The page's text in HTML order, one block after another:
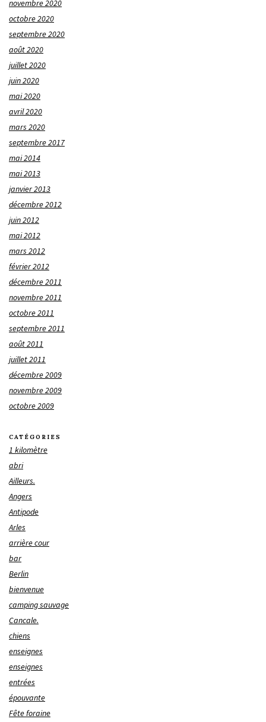
novembre 2020
octobre 2020
septembre 2020
août 2020
juillet 2020
juin 2020
mai 2020
avril 2020
mars 2020
septembre 2017
mai 2014
mai 2013
janvier 2013
décembre 2012
juin 2012
mai 2012
mars 2012
février 2012
décembre 2011
novembre 2011
octobre 2011
septembre 2011
août 2011
juillet 2011
décembre 2009
novembre 2009
octobre 2009
CATÉGORIES
1 kilomètre
abri
Ailleurs.
Angers
Antipode
Arles
arrière cour
bar
Berlin
bienvenue
camping sauvage
Cancale.
chiens
enseignes
enseignes
entrées
épouvante
Fête foraine